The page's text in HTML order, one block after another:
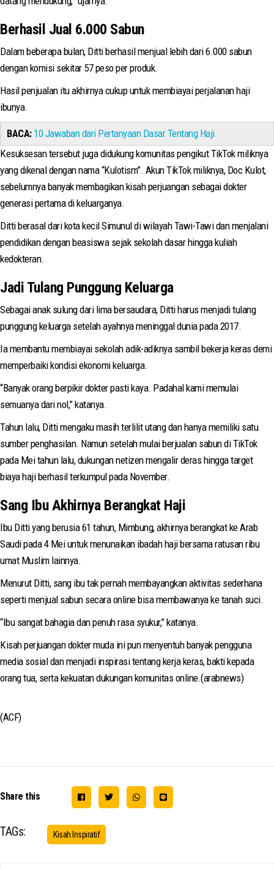
Berhasil Jual 6.000 Sabun
Dalam beberapa bulan, Ditti berhasil menjual lebih dari 6.000 sabun
dengan komisi sekitar 57 peso per produk.
Hasil penjualan itu akhirnya cukup untuk membiayai perjalanan haji
ibunya.
BACA: 10 Jawaban dari Pertanyaan Dasar Tentang Haji
Kesuksesan tersebut juga didukung komunitas pengikut TikTok miliknya
yang dikenal dengan nama “Kulotism”. Akun TikTok miliknya, Doc Kulot,
sebelumnya banyak membagikan kisah perjuangan sebagai dokter
generasi pertama di keluarganya.
Ditti berasal dari kota kecil Simunul di wilayah Tawi-Tawi dan menjalani
pendidikan dengan beasiswa sejak sekolah dasar hingga kuliah
kedokteran.
Jadi Tulang Punggung Keluarga
Sebagai anak sulung dari lima bersaudara, Ditti harus menjadi tulang
punggung keluarga setelah ayahnya meninggal dunia pada 2017.
Ia membantu membiayai sekolah adik-adiknya sambil bekerja keras demi
memperbaiki kondisi ekonomi keluarga.
“Banyak orang berpikir dokter pasti kaya. Padahal kami memulai
semuanya dari nol,” katanya.
Tahun lalu, Ditti mengaku masih terlilit utang dan hanya memiliki satu
sumber penghasilan. Namun setelah mulai berjualan sabun di TikTok
pada Mei tahun lalu, dukungan netizen mengalir deras hingga target
biaya haji berhasil terkumpul pada November.
Sang Ibu Akhirnya Berangkat Haji
Ibu Ditti yang berusia 61 tahun, Mimbung, akhirnya berangkat ke Arab
Saudi pada 4 Mei untuk menunaikan ibadah haji bersama ratusan ribu
umat Muslim lainnya.
Menurut Ditti, sang ibu tak pernah membayangkan aktivitas sederhana
seperti menjual sabun secara online bisa membawanya ke tanah suci.
“Ibu sangat bahagia dan penuh rasa syukur,” katanya.
Kisah perjuangan dokter muda ini pun menyentuh banyak pengguna
media sosial dan menjadi inspirasi tentang kerja keras, bakti kepada
orang tua, serta kekuatan dukungan komunitas online.(arabnews)
(ACF)
Share this
TAGs: Kisah Inspiratif